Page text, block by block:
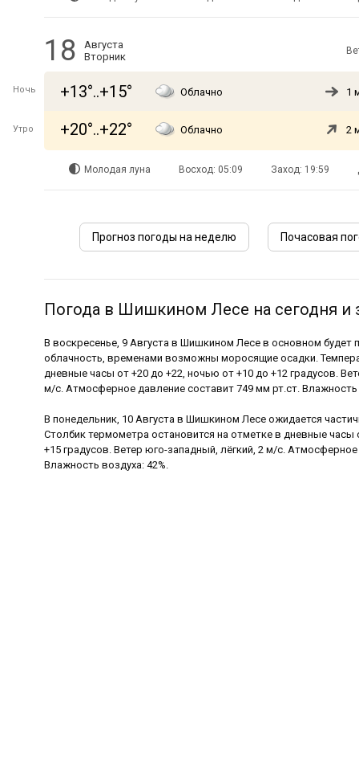
18
Августа
Вторник
Ночь +13°..+15° Облачно 1
Утро +20°..+22° Облачно 2
Молодая луна Восход: 05:09 Заход: 19:59
Прогноз погоды на неделю Почасовая
Погода в Шишкином Лесе на сегодня и
В воскресенье, 9 Августа в Шишкином Лесе в основном будет
облачность, временами возможны моросящие осадки.
дневные часы от +20 до +22, ночью от +10 до +12 градусов.
м/с. Атмосферное давление составит 749 мм рт.ст. Влажность
В понедельник, 10 Августа в Шишкином Лесе ожидается
Столбик термометра остановится на отметке в дневные часы
+15 градусов. Ветер юго-западный, лёгкий, 2 м/с.
Влажность воздуха: 42%.